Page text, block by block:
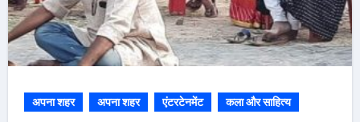
अपना शहर अपना शहर एंटरटेनमेंट कला और साहित्य